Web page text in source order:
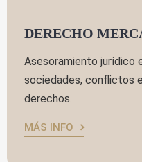
DERECHO
Asesoramiento jurídico
sociedades, conflictos
derechos.
MÁS INFO